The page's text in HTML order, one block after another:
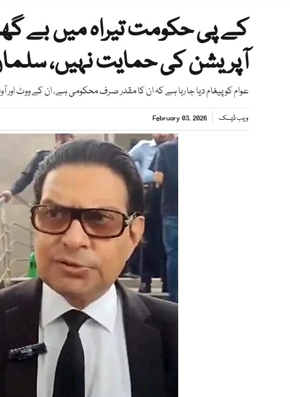
کے پی حکومت تیراہ میں بے
آپریشن کی حمایت نہیں،
عوام کو پیغام دیا جا رہا ہے کہ ان کا مقدر صرف محکومی ہے، ان کے ووٹ اور
ویب ڈیسک February 03, 2026